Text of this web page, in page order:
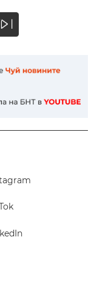
»